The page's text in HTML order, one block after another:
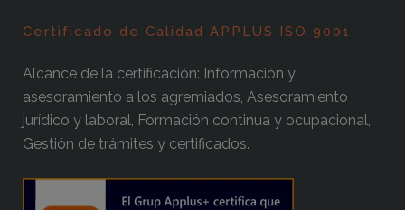
Certificado de Calidad APPLUS ISO 9001
Alcance de la certificación: Información y
asesoramiento a los agremiados, Asesoramiento
jurídico y laboral, Formación continua y ocupacional,
Gestión de trámites y certificados.